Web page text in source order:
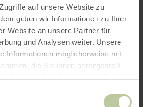
auf unsere Website zu
geben wir Informationen zu Ihrer
Website an unsere Partner für
und Analysen weiter. Unsere
Informationen möglicherweise mit
die Sie ihnen bereitgestellt